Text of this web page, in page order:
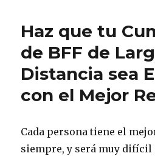
Haz que tu
de BFF de
Distancia sea
con el Mejor
Cada persona tiene el
siempre, y será muy difícil